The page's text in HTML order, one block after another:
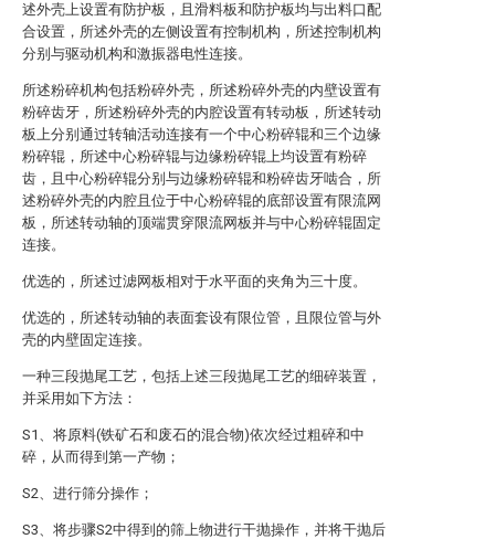
述外壳上设置有防护板，且滑料板和防护板均与出料口配
合设置，所述外壳的左侧设置有控制机构，所述控制机构
分别与驱动机构和激振器电性连接。
所述粉碎机构包括粉碎外壳，所述粉碎外壳的内壁设置有
粉碎齿牙，所述粉碎外壳的内腔设置有转动板，所述转动
板上分别通过转轴活动连接有一个中心粉碎辊和三个边缘
粉碎辊，所述中心粉碎辊与边缘粉碎辊上均设置有粉碎
齿，且中心粉碎辊分别与边缘粉碎辊和粉碎齿牙啮合，所
述粉碎外壳的内腔且位于中心粉碎辊的底部设置有限流网
板，所述转动轴的顶端贯穿限流网板并与中心粉碎辊固定
连接。
优选的，所述过滤网板相对于水平面的夹角为三十度。
优选的，所述转动轴的表面套设有限位管，且限位管与外
壳的内壁固定连接。
一种三段抛尾工艺，包括上述三段抛尾工艺的细碎装置，
并采用如下方法：
S1、将原料(铁矿石和废石的混合物)依次经过粗碎和中
碎，从而得到第一产物；
S2、进行筛分操作；
S3、将步骤S2中得到的筛上物进行干抛操作，并将干抛后